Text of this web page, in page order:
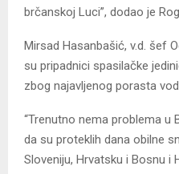
brčanskoj Luci”, dodao je
Mirsad Hasanbašić, v.d. šef
su pripadnici spasilačke
zbog najavljenog porasta
“Trenutno nema problema u
da su proteklih dana obilne
Sloveniju, Hrvatsku i Bosnu i